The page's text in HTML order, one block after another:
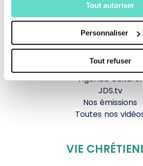
Tout autoriser
Personnaliser
Tout refuser
La messe
Magazine Le Jour du
Documentaires
Parole
Tous Frères
Générations Laudato
Agenda Culturel
JDS.tv
Nos émissions
Toutes nos
VIE